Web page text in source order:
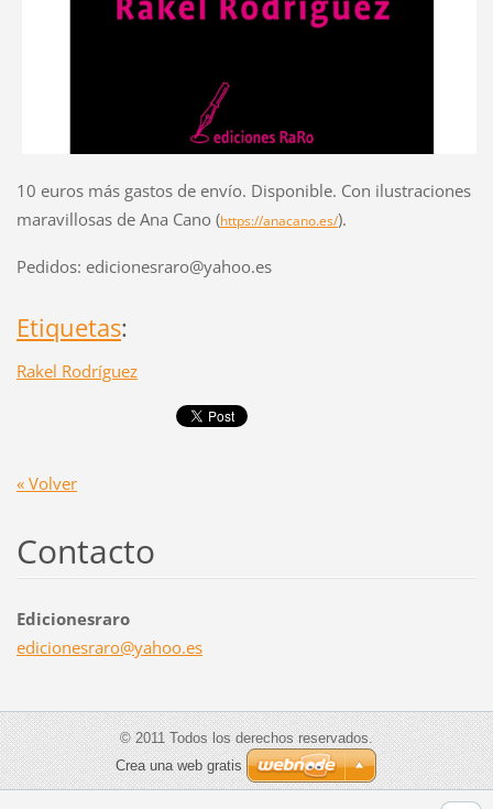
10 euros más gastos de envío. Disponible. Con ilustraciones
maravillosas de Ana Cano (https://anacano.es/).
Pedidos: edicionesraro@yahoo.es
Etiquetas:
Rakel Rodríguez
« Volver
Contacto
Edicionesraro
edicionesraro@yahoo.es
© 2011 Todos los derechos reservados.
Crea una web gratis